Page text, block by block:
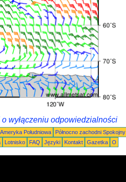
wyłączeniu odpowiedzialności
Ameryka Południowa Północno zachodni Spokojny
Lotnisko FAQ Języki Kontakt Gazetka O